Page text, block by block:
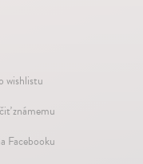
wishlistu
známemu
Facebooku